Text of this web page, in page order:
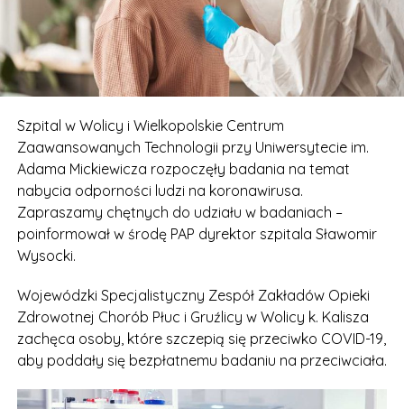
Szpital w Wolicy i Wielkopolskie Centrum
Zaawansowanych Technologii przy Uniwersytecie im.
Adama Mickiewicza rozpoczęły badania na temat
nabycia odporności ludzi na koronawirusa.
Zapraszamy chętnych do udziału w badaniach –
poinformował w środę PAP dyrektor szpitala Sławomir
Wysocki.
Wojewódzki Specjalistyczny Zespół Zakładów Opieki
Zdrowotnej Chorób Płuc i Gruźlicy w Wolicy k. Kalisza
zachęca osoby, które szczepią się przeciwko COVID-19,
aby poddały się bezpłatnemu badaniu na przeciwciała.